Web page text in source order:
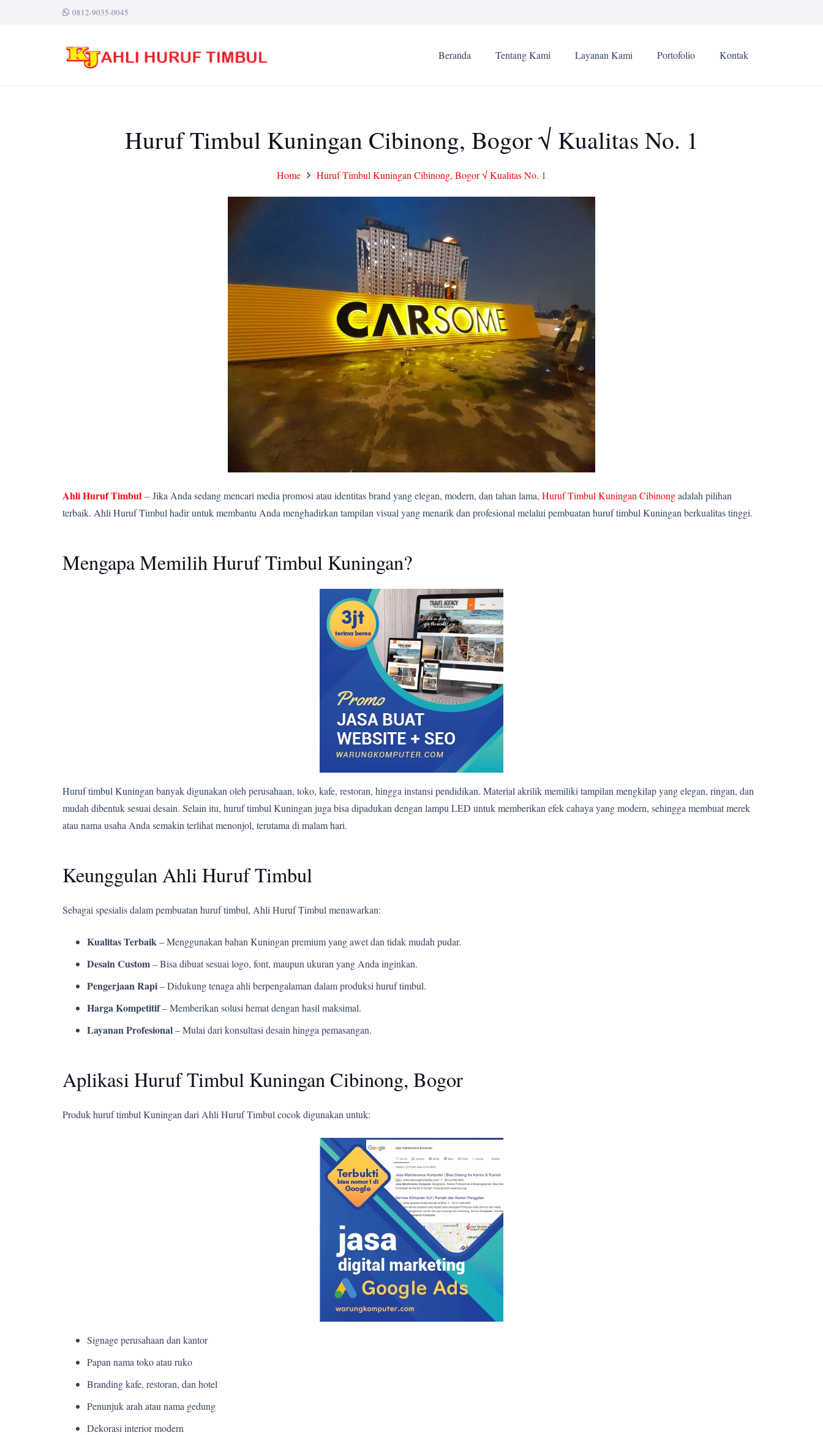
0812-9035-0045
Beranda Tentang Kami Layanan Kami Portofolio Kontak
Huruf Timbul Kuningan Cibinong, Bogor √ Kualitas No. 1
Home Huruf Timbul Kuningan Cibinong, Bogor √ Kualitas No. 1
Ahli Huruf Timbul – Jika Anda sedang mencari media promosi atau identitas brand yang elegan, modern, dan tahan lama, Huruf Timbul Kuningan Cibinongadalah pilihan
terbaik. Ahli Huruf Timbul hadir untuk membantu Anda menghadirkan tampilan visual yang menarik dan profesional melalui pembuatan huruf timbul Kuningan berkualitas tinggi.
Mengapa Memilih Huruf Timbul Kuningan?
Huruf timbul Kuningan banyak digunakan oleh perusahaan, toko, kafe, restoran, hingga instansi pendidikan. Material akrilik memiliki tampilan mengkilap yang elegan, ringan, dan
mudah dibentuk sesuai desain. Selain itu, huruf timbul Kuningan juga bisa dipadukan dengan lampu LED untuk memberikan efek cahaya yang modern, sehingga membuat merek
atau nama usaha Anda semakin terlihat menonjol, terutama di malam hari.
Keunggulan Ahli Huruf Timbul
Sebagai spesialis dalam pembuatan huruf timbul, Ahli Huruf Timbul menawarkan:
Kualitas Terbaik– Menggunakan bahan Kuningan premium yang awet dan tidak mudah pudar.
Desain Custom– Bisa dibuat sesuai logo, font, maupun ukuran yang Anda inginkan.
Pengerjaan Rapi– Didukung tenaga ahli berpengalaman dalam produksi huruf timbul.
Harga Kompetitif– Memberikan solusi hemat dengan hasil maksimal.
Layanan Profesional– Mulai dari konsultasi desain hingga pemasangan.
Aplikasi Huruf Timbul Kuningan Cibinong, Bogor
Produk huruf timbul Kuningan dari Ahli Huruf Timbul cocok digunakan untuk:
Signage perusahaan dan kantor
Papan nama toko atau ruko
Branding kafe, restoran, dan hotel
Penunjuk arah atau nama gedung
Dekorasi interior modern